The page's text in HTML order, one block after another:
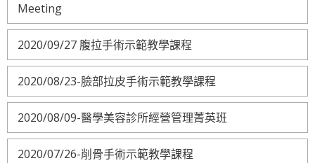
Meeting
2020/09/27 腹拉手術示範教學課程
2020/08/23-臉部拉皮手術示範教學課程
2020/08/09-醫學美容診所經營管理菁英班
2020/07/26-削骨手術示範教學課程